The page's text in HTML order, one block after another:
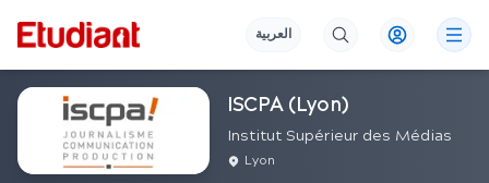
العربية
ISCPA (Lyon)
Institut Supérieur des Médias
Lyon